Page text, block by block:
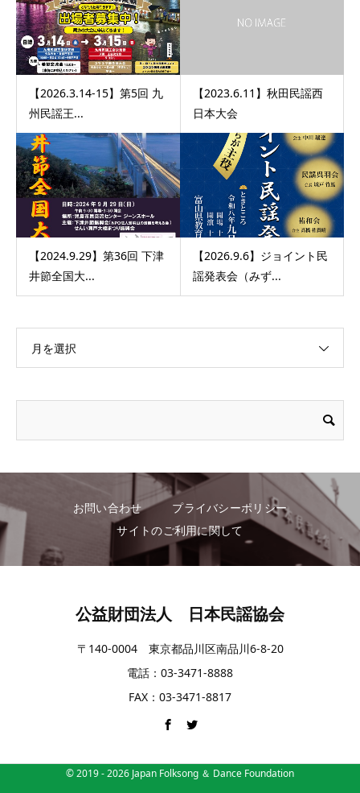
【2026.3.14-15】第5回 九
州民謡王...
【2023.6.11】秋田民謡西
日本大会
【2024.9.29】第36回 下津
井節全国大...
【2026.9.6】ジョイント民
謡発表会（みず...
月を選択
お問い合わせ
プライバシーポリシー
サイトのご利用に関して
公益財団法人 日本民謡協会
〒140-0004 東京都品川区南品川6-8-20
電話：03-3471-8888
FAX：03-3471-8817
© 2019 -2026 Japan Folksong ＆ Dance Foundation